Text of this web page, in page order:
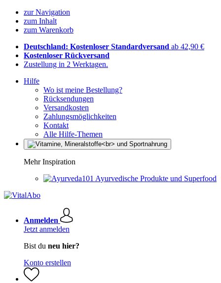
zur Navigation
zum Inhalt
zum Warenkorb
Deutschland: Kostenloser Standardversand ab 42,90 €
Kostenloser Rückversand
Zustellung in 2 Werktagen.
Hilfe
Wo ist meine Bestellung?
Rücksendungen
Versandkosten
Zahlungsmöglichkeiten
Kontakt
Alle Hilfe-Themen
Mehr Inspiration
Ayurvedische Produkte und Superfood
Anmelden
Jetzt anmelden
Bist du neu hier?
Konto erstellen